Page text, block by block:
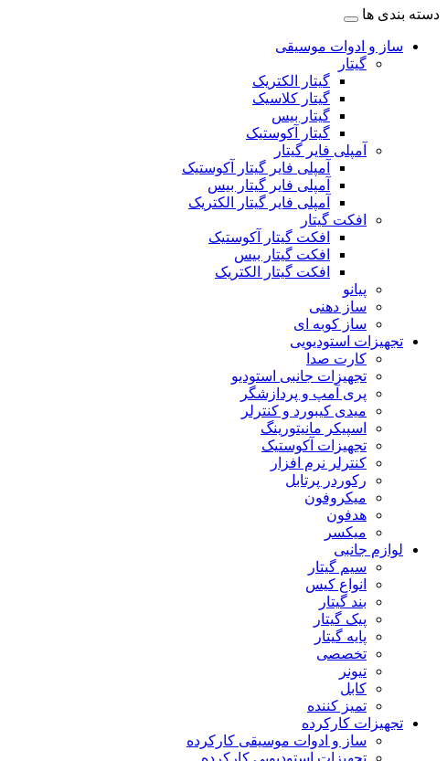
دسته بندی ها
ساز و ادوات موسیقی
گیتار
گیتار الکتریک
گیتار کلاسیک
گیتار بیس
گیتار آکوستیک
آمپلی فایر گیتار
آمپلی فایر گیتار آکوستیک
آمپلی فایر گیتار بیس
آمپلی فایر گیتار الکتریک
افکت گیتار
افکت گیتار آکوستیک
افکت گیتار بیس
افکت گیتار الکتریک
پیانو
ساز دهنی
ساز کوبه ای
تجهیزات استودیویی
کارت صدا
تجهیزات جانبی استودیو
پری آمپ و پردازشگر
میدی کیبورد و کنترلر
اسپیکر مانیتورینگ
تجهیزات آکوستیک
کنترلر نرم افزار
رکوردر پرتابل
میکروفون
هدفون
میکسر
لوازم جانبی
سیم گیتار
انواع کیس
بند گیتار
پیک گیتار
پایه گیتار
تخصصی
تیونر
کابل
تمیز کننده
تجهیزات کارکرده
ساز و ادوات موسیقی کارکرده
تجهیزات استودیویی کارکرده